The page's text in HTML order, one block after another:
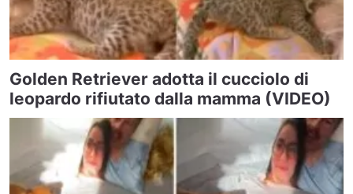
Golden Retriever adotta il cucciolo di
leopardo rifiutato dalla mamma (VIDEO)